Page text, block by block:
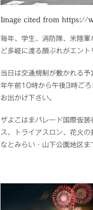
Image cited from https://
毎年、学生、消防隊、米陸
ど多岐に渡る顔ぶれがエント
当日は交通規制が敷かれる
年午前10時から午後3時ごろ
お出かけ下さい。
ザよこはまパレード国際仮
ス、トライアスロン、花火
なとみらい・山下公園地区ま